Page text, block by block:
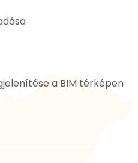
a BIM térképen